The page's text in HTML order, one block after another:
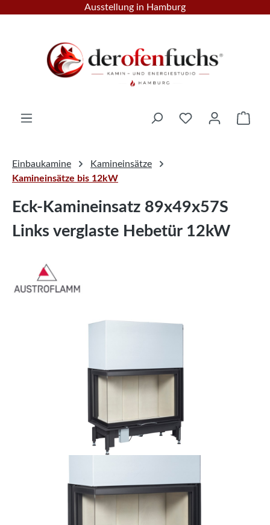
Zum Hauptinhalt springen
Ausstellung in Hamburg
Einbaukamine
Kamineinsätze
Kamineinsätze bis 12kW
Eck-Kamineinsatz 89x49x57S
Links verglaste Hebetür 12kW
Bildergalerie überspringen